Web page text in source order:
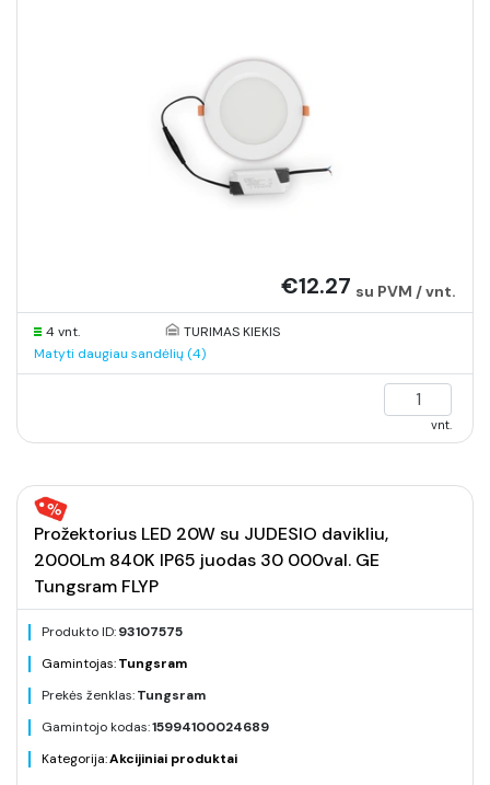
€12.27 su PVM / vnt.
4 vnt.
TURIMAS KIEKIS
Matyti daugiau sandėlių (4)
vnt.
Prožektorius LED 20W su JUDESIO davikliu,
2000Lm 840K IP65 juodas 30 000val. GE
Tungsram FLYP
Produkto ID:93107575
Gamintojas:Tungsram
Prekės ženklas:Tungsram
Gamintojo kodas:15994100024689
Kategorija:Akcijiniai produktai